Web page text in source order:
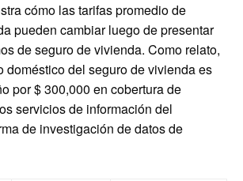
cómo las tarifas promedio de
pueden cambiar luego de presentar
de seguro de vivienda. Como relato,
doméstico del seguro de vivienda es
por $ 300,000 en cobertura de
servicios de información del
de investigación de datos de